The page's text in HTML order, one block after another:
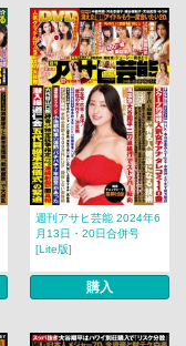
週刊アサヒ芸能 2024年6
月13日・20日合併号
[Lite版]
購入